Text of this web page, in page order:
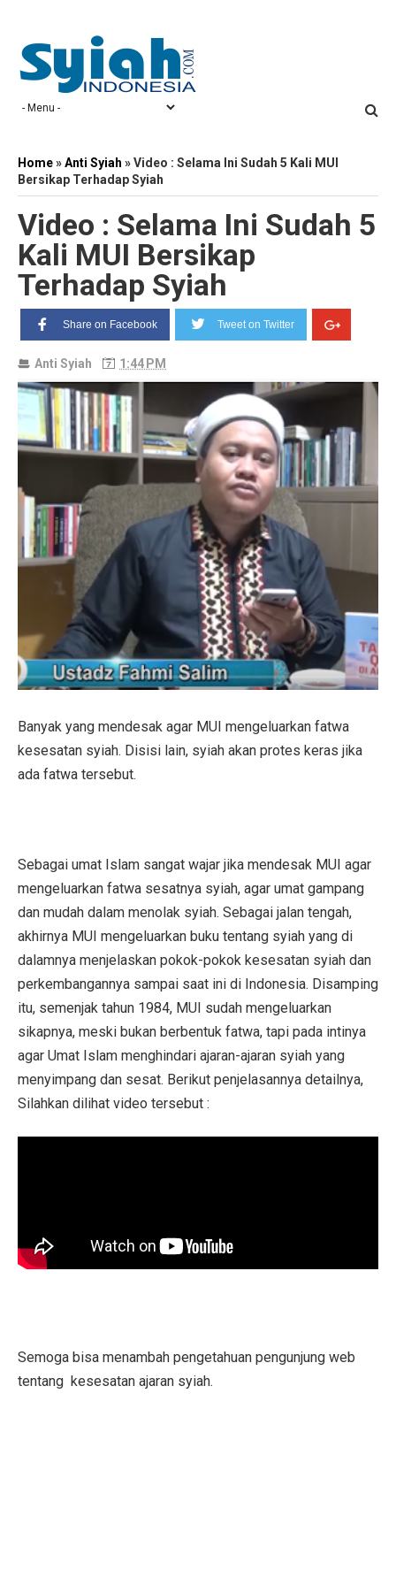
Home»Anti Syiah »Video : Selama Ini Sudah 5 Kali MUI
Bersikap Terhadap Syiah
Video : Selama Ini Sudah 5
Kali MUI Bersikap
Terhadap Syiah
Share on Facebook Tweet on Twitter
Anti Syiah 1:44 PM
Banyak yang mendesak agar MUI mengeluarkan fatwa
kesesatan syiah. Disisi lain, syiah akan protes keras jika
ada fatwa tersebut.
Sebagai umat Islam sangat wajar jika mendesak MUI agar
mengeluarkan fatwa sesatnya syiah, agar umat gampang
dan mudah dalam menolak syiah. Sebagai jalan tengah,
akhirnya MUI mengeluarkan buku tentang syiah yang di
dalamnya menjelaskan pokok-pokok kesesatan syiah dan
perkembangannya sampai saat ini di Indonesia. Disamping
itu, semenjak tahun 1984, MUI sudah mengeluarkan
sikapnya, meski bukan berbentuk fatwa, tapi pada intinya
agar Umat Islam menghindari ajaran-ajaran syiah yang
menyimpang dan sesat. Berikut penjelasannya detailnya,
Silahkan dilihat video tersebut :
Semoga bisa menambah pengetahuan pengunjung web
tentang kesesatan ajaran syiah.